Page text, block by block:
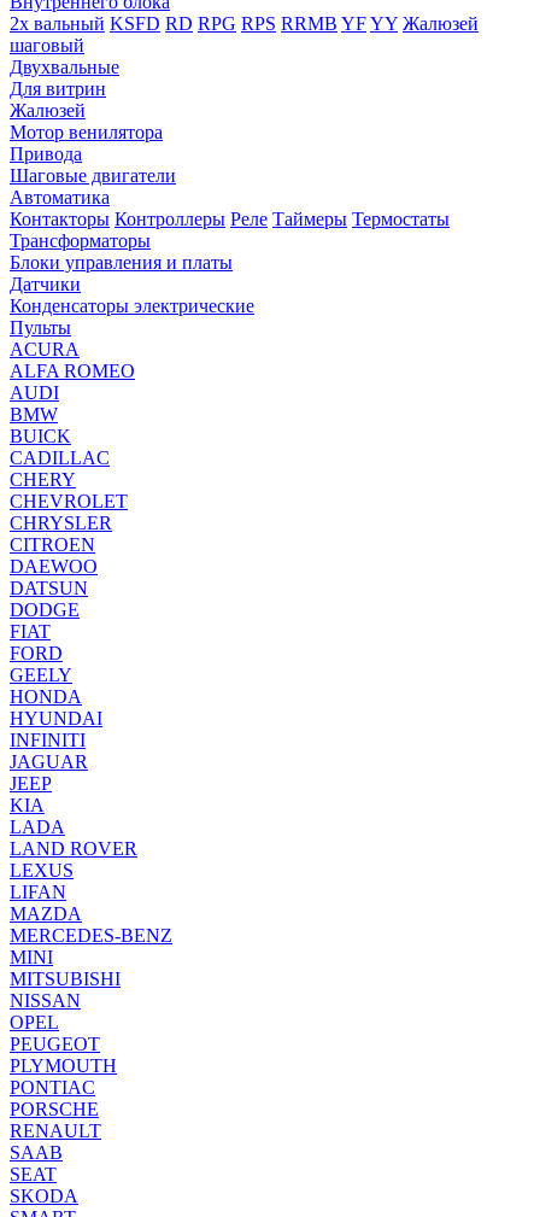
2х вальный KSFD RD RPG RPS RRMB YFYY Жалюзей
шаговый
Двухвальные
Для витрин
Жалюзей
Мотор венилятора
Привода
Шаговые двигатели
Автоматика
Контакторы Контроллеры Реле Таймеры Термостаты
Трансформаторы
Блоки управления и платы
Датчики
Конденсаторы электрические
Пульты
ACURA
ALFA ROMEO
AUDI
BMW
BUICK
CADILLAC
CHERY
CHEVROLET
CHRYSLER
CITROEN
DAEWOO
DATSUN
DODGE
FIAT
FORD
GEELY
HONDA
HYUNDAI
INFINITI
JAGUAR
JEEP
KIA
LADA
LAND ROVER
LEXUS
LIFAN
MAZDA
MERCEDES-BENZ
MINI
MITSUBISHI
NISSAN
OPEL
PEUGEOT
PLYMOUTH
PONTIAC
PORSCHE
RENAULT
SAAB
SEAT
SKODA